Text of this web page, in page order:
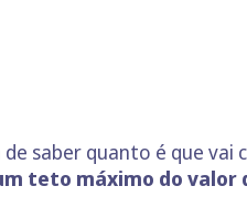
saber quanto é que vai
teto máximo do valor